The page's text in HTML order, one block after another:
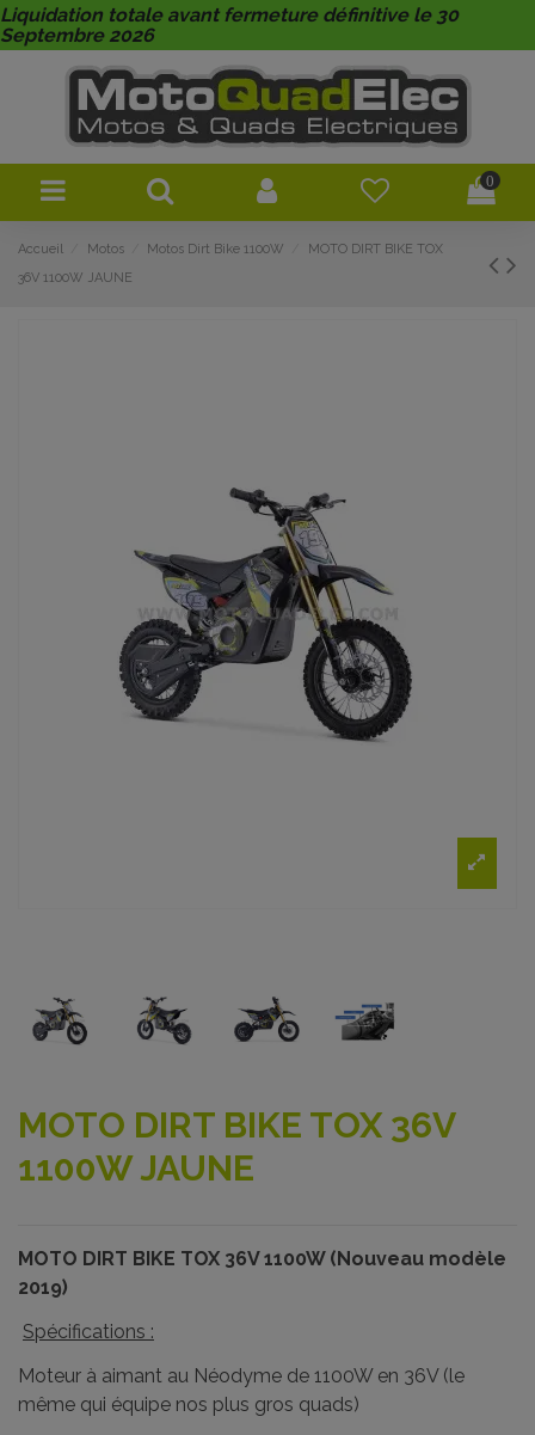
Liquidation totale avant fermeture définitive le 30
Septembre 2026
0
Accueil Motos Motos Dirt Bike 1100W
MOTO DIRT BIKE TOX
36V 1100W JAUNE
MOTO DIRT BIKE TOX 36V
1100W JAUNE
MOTO DIRT BIKE TOX 36V 1100W (Nouveau modèle
2019)
Spécifications :
Moteur à aimant au Néodyme de 1100W en 36V (le
même qui équipe nos plus gros quads)